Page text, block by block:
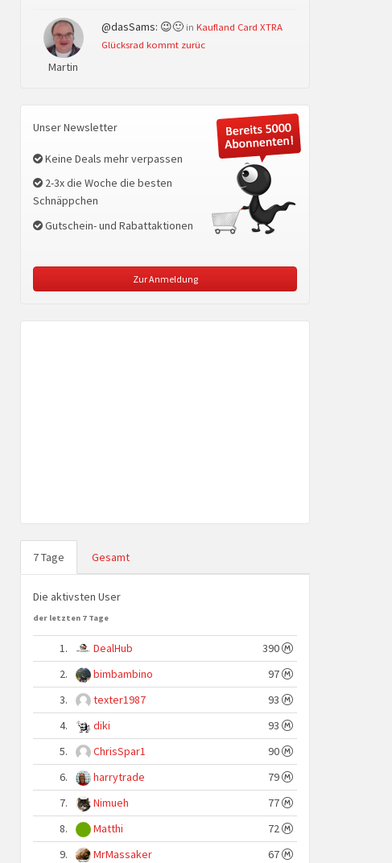
Martin
@dasSams: 😉🙂 in Kaufland Card XTRA
Glücksrad kommt zurüc
Unser Newsletter
Keine Deals mehr verpassen
2-3x die Woche die besten
Schnäppchen
Gutschein- und Rabattaktionen
Zur Anmeldung
7 Tage Gesamt
Die aktivsten User
der letzten 7 Tage
1. DealHub
390
2.
bimbambino
97
3.
texter1987
93
4.
diki
93
5.
ChrisSpar1
90
6.
harrytrade
79
7.
Nimueh
77
8.
Matthi
72
9.
MrMassaker 67